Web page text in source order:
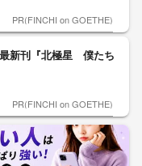
PR(FINCHI on GOETHE)
最新刊『北極星 僕たち
PR(FINCHI on GOETHE)